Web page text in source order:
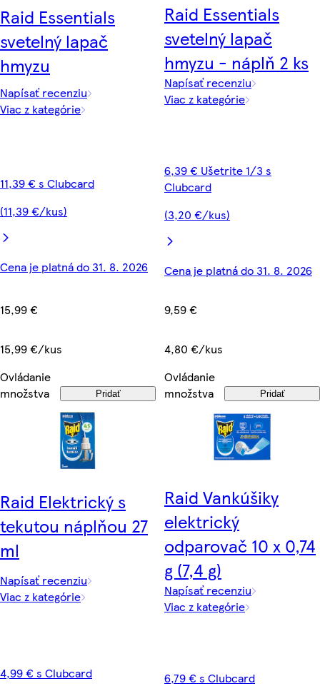
Raid Essentials
svetelný lapač
hmyzu
Napísať recenziu
Viac z kategórie
11,39 € s Clubcard
(11,39 €/kus)
Cena je platná do 31. 8. 2026
15,99 €
15,99 €/kus
Ovládanie
množstva
Pridať
Raid Essentials
svetelný lapač
hmyzu - náplň 2 ks
Napísať recenziu
Viac z kategórie
6,39 € Ušetrite 1/3 s
Clubcard
(3,20 €/kus)
Cena je platná do 31. 8. 2026
9,59 €
4,80 €/kus
Ovládanie
množstva
Pridať
Raid Elektrický s
tekutou náplňou 27
ml
Napísať recenziu
Viac z kategórie
4,99 € s Clubcard
Raid Vankúšiky
elektrický
odparovač 10 x 0,74
g (7,4 g)
Napísať recenziu
Viac z kategórie
6,79 € s Clubcard